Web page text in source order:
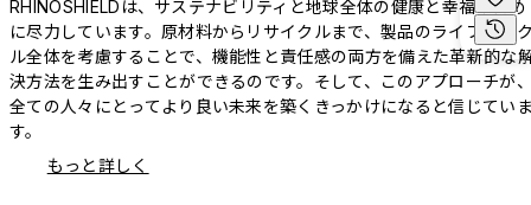
RHINOSHIELDは、サステナビリティと地球全体の健康と幸福のため
に尽力しています。原材料からリサイクルまで、製品のライフサイ
ル全体を考慮することで、機能性と責任感の両方を備えた革新的な
決方法を生み出すことができるのです。そして、このアプローチが
全ての人々にとってより良い未来を築くきっかけになると信じてい
す。
もっと詳しく